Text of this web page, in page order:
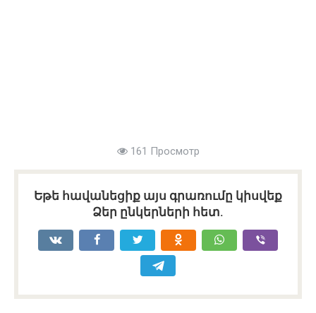
161 Просмотр
Եթե հավանեցիք այս գրառումը կիսվեք
Ձեր ընկերների հետ.